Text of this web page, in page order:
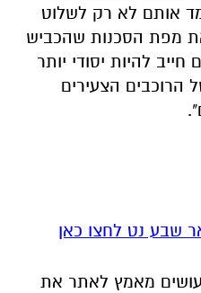
אותם לא רק לשלוט
מפת הסכנות שהכביש
להיות יסודי יותר
הצעירים
שבע נט לחצו כאן
ועושים מאמץ לאתר את